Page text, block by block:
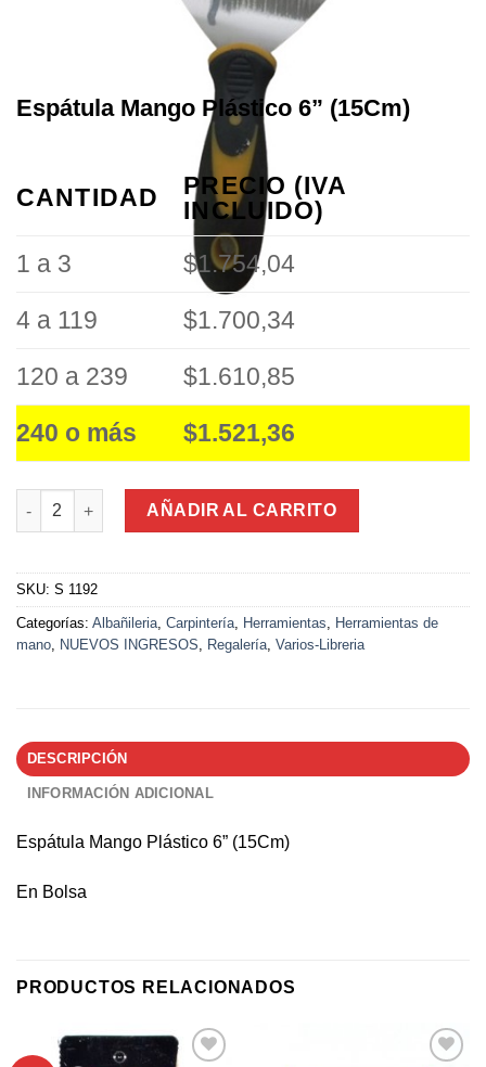
Espátula Mango Plástico 6” (15Cm)
CANTIDAD
PRECIO (IVA
INCLUIDO)
1 a 3
$1.754,04
4 a 119 $1.700,34
120 a 239 $1.610,85
240 o más $1.521,36
Espátula Mango Plástico 6” (15Cm) cantidad
AÑADIR AL CARRITO
SKU: S 1192
Categorías: Albañileria Carpintería Herramientas
Herramientas de
mano
NUEVOS INGRESOS Regalería Varios-Libreria
DESCRIPCIÓN
INFORMACIÓN ADICIONAL
Espátula Mango Plástico 6” (15Cm)
En Bolsa
PRODUCTOS RELACIONADOS